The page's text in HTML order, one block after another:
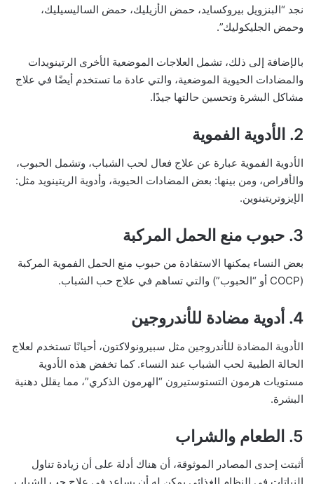
نجد “البنزويل بيروكسايد، حمض الأزيليك، حمض الساليسيليك،
وحمض الجليكوليك”.
بالإضافة إلى ذلك، تشمل العلاجات الموضعية الأخرى الرتينويدات
والمضادات الحيوية الموضعية، والتي عادة ما تستخدم أيضًا في علاج
مشاكل البشرة وتحسين حالتها جيدًا.
2. الأدوية الفموية
الأدوية الفموية عبارة عن علاج فعال لحب الشباب، وتشمل الحبوب،
والأقراص، ومن بينها: بعض المضادات الحيوية، وأدوية الريتينويد مثل:
الإيزوتريتينوين.
3. حبوب منع الحمل المركبة
بعض النساء يمكنها الاستفادة من حبوب منع الحمل الفموية المركبة
(COCP أو “الحبوب”) والتي تساهم في علاج حب الشباب.
4. أدوية مضادة للأندروجين
الأدوية المضادة للأندروجين مثل سبيرونولاكتون، أحيانًا تستخدم لعلاج
الحالة الطبية لحب الشباب عند النساء. كما تخفض هذه الأدوية
مستويات هرمون التستوستيرون “الهرمون الذكري”، مما يقلل دهنية
البشرة.
5. الطعام والشراب
أثبتت إحدى المصادر الموثوقة، أن هناك أدلة على أن زيادة تناول